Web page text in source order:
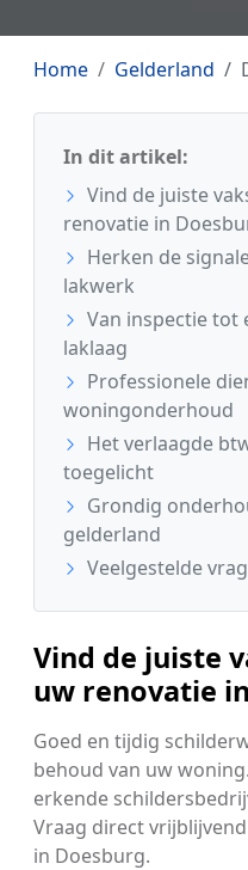
Home Gelderland
In dit artikel:
Vind de juiste
renovatie in
Herken de
lakwerk
Van inspectie tot
laklaag
Professionele
woningonderhoud
Het verlaagde
toegelicht
Grondig
gelderland
Veelgestelde
Vind de juiste
uw renovatie
Goed en tijdig
behoud van uw
erkende
Vraag direct
in Doesburg.